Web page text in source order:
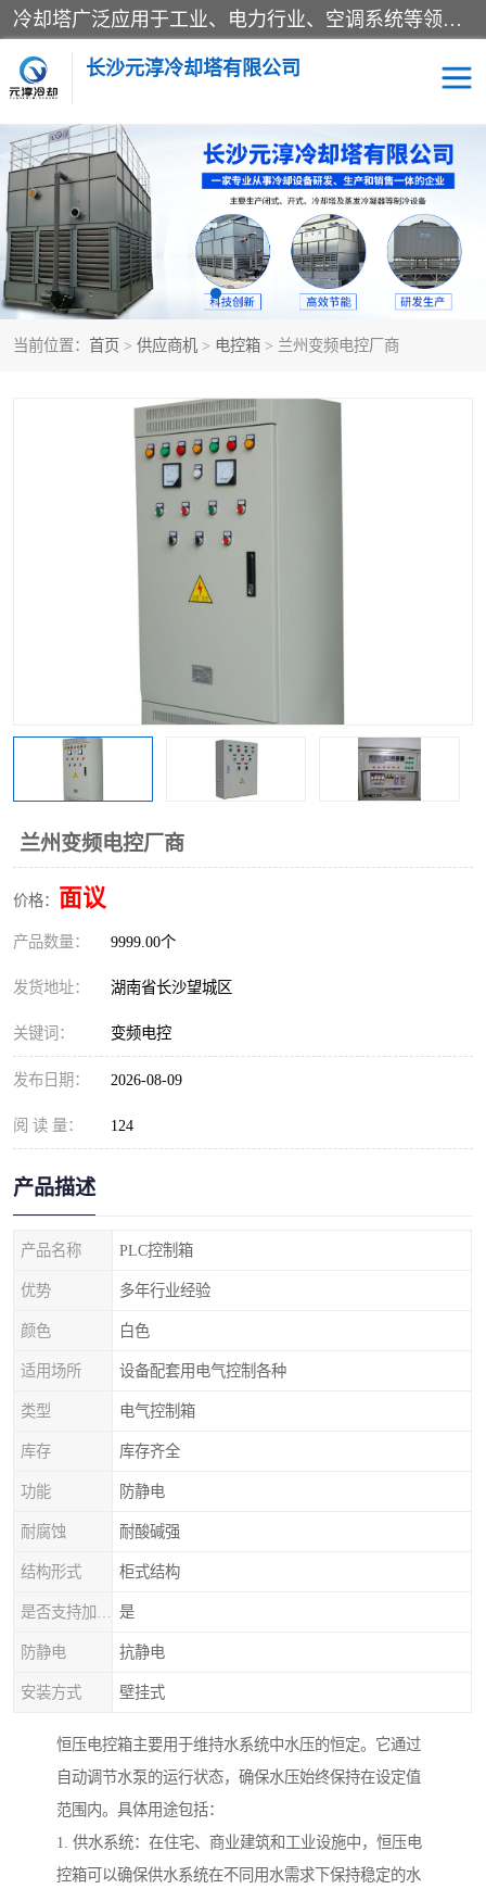
冷却塔广泛应用于工业、电力行业、空调系统等领域。在电力行业中，用于冷却发电机组的循环水；在工业生产中，如化工、冶金等行业，可降低生产过程中产生的热量；在空调系统中，为空调设备提供冷却水源
长沙元淳冷却塔有限公司
当前位置： 首页 > 供应商机 > 电控箱 > 兰州变频电控厂商
兰州变频电控厂商
价格： 面议
产品数量： 9999.00个
发货地址： 湖南省长沙望城区
关键词： 变频电控
发布日期： 2026-08-09
阅 读 量： 124
产品描述
产品名称 PLC控制箱
优势 多年行业经验
颜色 白色
适用场所 设备配套用电气控制各种
类型 电气控制箱
库存 库存齐全
功能 防静电
耐腐蚀 耐酸碱强
结构形式 柜式结构
是
防静电 抗静电
安装方式 壁挂式
恒压电控箱主要用于维持水系统中水压的恒定。它通过
自动调节水泵的运行状态，确保水压始终保持在设定值
范围内。具体用途包括：
1. 供水系统：在住宅、商业建筑和工业设施中，恒压电
控箱可以确保供水系统在不同用水需求下保持稳定的水
方形开式冷却塔 圆形冷却塔
闭式冷却塔 水箱
电控箱 水泵
板式换热器